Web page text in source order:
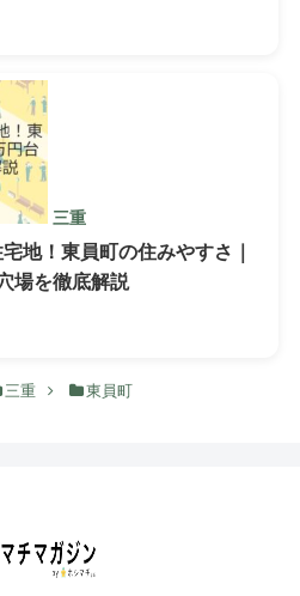
三重
地！東員町の住みやすさ｜
場を徹底解説
三重 東員町